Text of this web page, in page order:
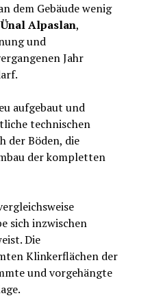
dem Gebäude wenig
Ünal Alpaslan,
und
Jahr
aufgebaut und
technischen
der Böden, die
der kompletten
sich inzwischen
Die
Klinkerflächen der
und vorgehängte